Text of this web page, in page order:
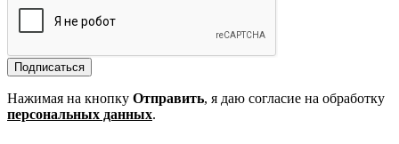
Подписаться
Нажимая на кнопку Отправить, я даю согласие на обработку
персональных данных.